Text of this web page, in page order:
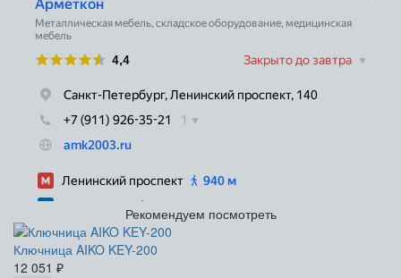
Рекомендуем посмотреть
Ключница AIKO KEY-200
12 051 ₽